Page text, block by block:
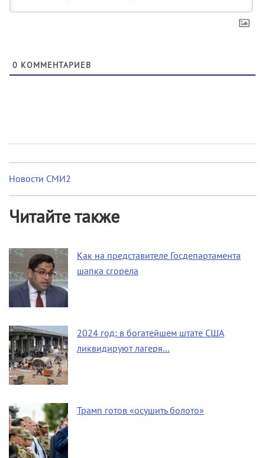
0 КОММЕНТАРИЕВ
Новости СМИ2
Читайте также
Как на представителе Госдепартамента
шапка сгорела
2024 год: в богатейшем штате США
ликвидируют лагеря…
Трамп готов «осушить болото»